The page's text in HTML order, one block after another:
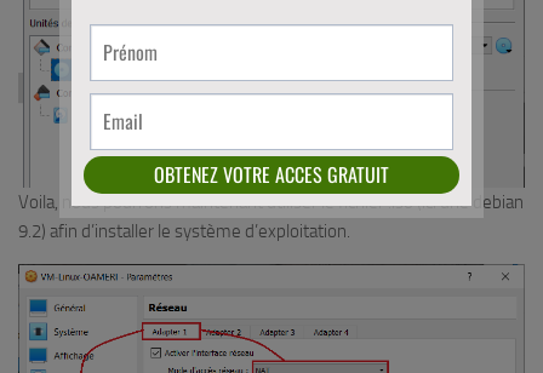
Voila, nous pourrons maintenant utiliser le fichier .iso (ici une debian
9.2) afin d’installer le système d’exploitation.